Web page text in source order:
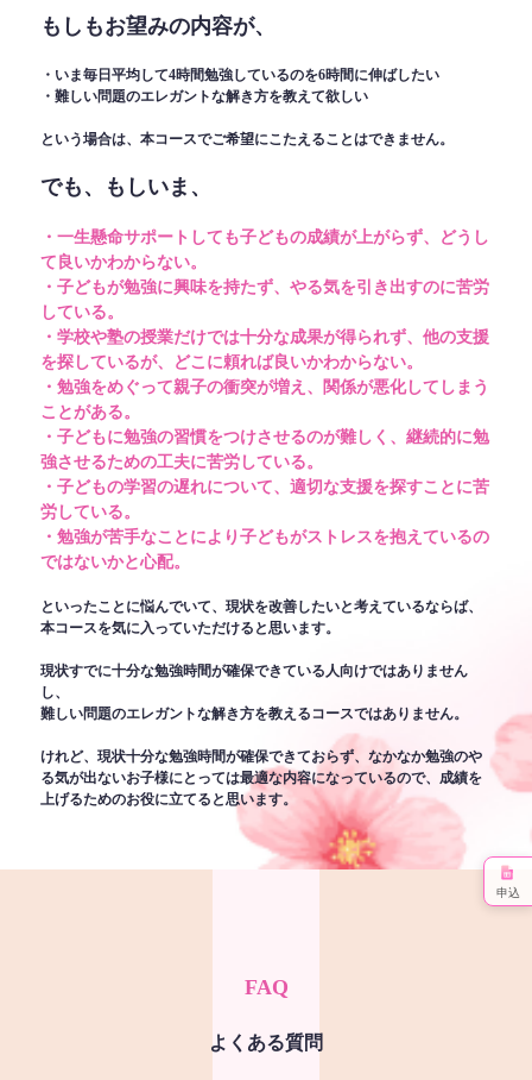
もしもお望みの内容が、
・いま毎日平均して4時間勉強しているのを6時間に伸ばしたい
・難しい問題のエレガントな解き方を教えて欲しい
という場合は、本コースでご希望にこたえることはできません。
でも、もしいま、
・一生懸命サポートしても子どもの成績が上がらず、どうし
て良いかわからない。
・子どもが勉強に興味を持たず、やる気を引き出すのに苦労
している。
・学校や塾の授業だけでは十分な成果が得られず、他の支援
を探しているが、どこに頼れば良いかわからない。
・勉強をめぐって親子の衝突が増え、関係が悪化してしまう
ことがある。
・子どもに勉強の習慣をつけさせるのが難しく、継続的に勉
強させるための工夫に苦労している。
・子どもの学習の遅れについて、適切な支援を探すことに苦
労している。
・勉強が苦手なことにより子どもがストレスを抱えているの
ではないかと心配。
といったことに悩んでいて、現状を改善したいと考えているならば、
本コースを気に入っていただけると思います。
現状すでに十分な勉強時間が確保できている人向けではありません
し、
難しい問題のエレガントな解き方を教えるコースではありません。
けれど、現状十分な勉強時間が確保できておらず、なかなか勉強のや
る気が出ないお子様にとっては最適な内容になっているので、成績を
上げるためのお役に立てると思います。
FAQ
よくある質問
申込